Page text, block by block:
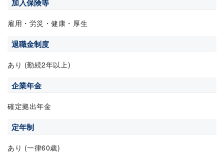
加入保険等
雇用・労災・健康・厚生
退職金制度
あり (勤続2年以上)
企業年金
確定拠出年金
定年制
あり (一律60歳)